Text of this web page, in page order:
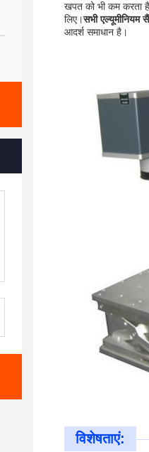
खपत को भी कम करता
लिए।सभी एल्यूमीनियम
आदर्श समाधान है।
विशेषताएं: